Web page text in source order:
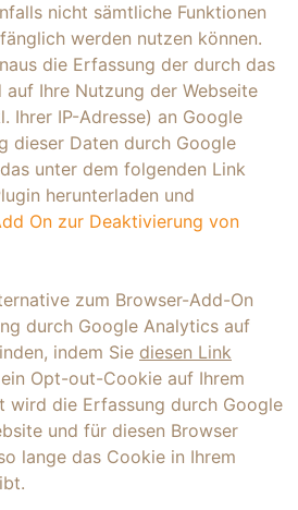
nicht sämtliche Funktionen
werden nutzen können.
die Erfassung der durch das
Ihre Nutzung der Webseite
Ihrer IP-Adresse) an Google
dieser Daten durch Google
unter dem folgenden Link
herunterladen und
On zur Deaktivierung von
zum Browser-Add-On
durch Google Analytics auf
indem Sie diesen Link
Opt-out-Cookie auf Ihrem
wird die Erfassung durch Google
und für diesen Browser
lange das Cookie in Ihrem